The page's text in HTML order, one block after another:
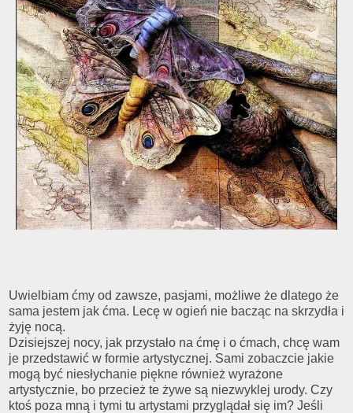
Uwielbiam ćmy od zawsze, pasjami, możliwe że dlatego że
sama jestem jak ćma. Lecę w ogień nie bacząc na skrzydła i
żyję nocą.
Dzisiejszej nocy, jak przystało na ćmę i o ćmach, chcę wam
je przedstawić w formie artystycznej. Sami zobaczcie jakie
mogą być niesłychanie piękne również wyrażone
artystycznie, bo przecież te żywe są niezwyklej urody. Czy
ktoś poza mną i tymi tu artystami przyglądał się im? Jeśli